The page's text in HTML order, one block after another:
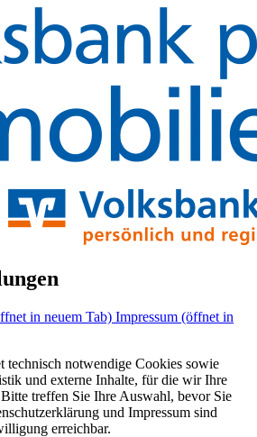
in neuem Tab) Impressum (öffnet in
technisch notwendige Cookies sowie
und externe Inhalte, für die wir Ihre
treffen Sie Ihre Auswahl, bevor Sie
und Impressum sind
erreichbar.